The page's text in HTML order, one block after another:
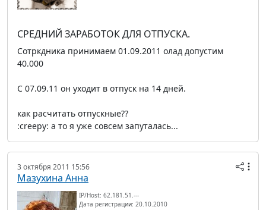
СРЕДНИЙ ЗАРАБОТОК ДЛЯ ОТПУСКА.
Сотркдника принимаем 01.09.2011 олад допустим
40.000
С 07.09.11 он уходит в отпуск на 14 дней.
как расчитать отпускные??
:creepy: а то я уже совсем запуталась...
3 октября 2011 15:56
Мазухина Анна
IP/Host: 62.181.51.---
Дата регистрации: 20.10.2010